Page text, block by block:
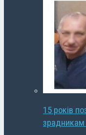
15 років
зрадникам